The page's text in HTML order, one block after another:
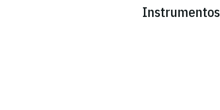
Instrumentos